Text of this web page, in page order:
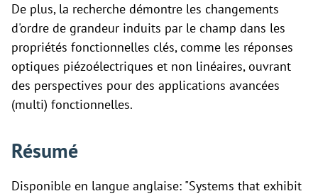
De plus, la recherche démontre les changements
d'ordre de grandeur induits par le champ dans les
propriétés fonctionnelles clés, comme les réponses
optiques piézoélectriques et non linéaires, ouvrant
des perspectives pour des applications avancées
(multi) fonctionnelles.
Résumé
Disponible en langue anglaise: "Systems that exhibit